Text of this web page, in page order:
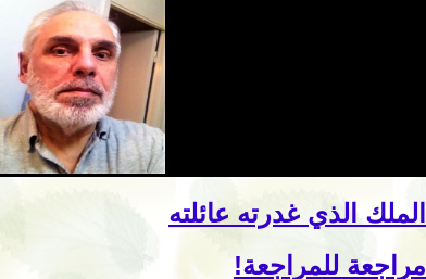
الملك الذي غدرته عائلته
مراجعة للمراجعة!